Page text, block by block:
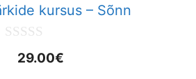
kursus – Sõnn
29.00€